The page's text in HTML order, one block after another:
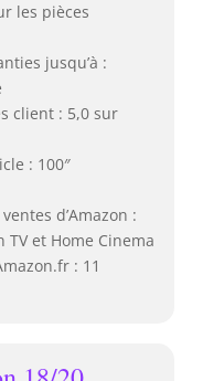
les pièces
jusqu’à :
client : 5,0 sur
: 100″
d’Amazon :
et Home Cinema
: 11